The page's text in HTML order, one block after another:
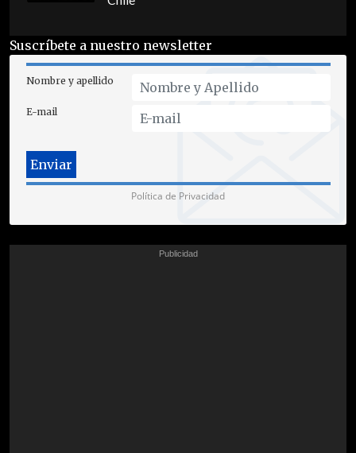
Suscríbete a nuestro newsletter
Nombre y apellido
E-mail
Política de Privacidad